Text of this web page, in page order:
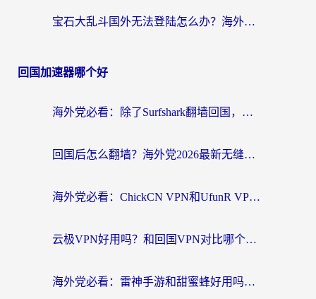
宝石大乱斗国外无法登陆怎么办？海外玩家专属加速指南（附穿越火线原野传说解决方案）
回国加速器哪个好
海外党必看：除了Surfshark翻墙回国，这些加速器选择技巧你真的懂吗？
回国后怎么翻墙？海外党2026最新无缝访问国内资源全攻略（附对比实测）
海外党必看：ChickCN VPN和UfunR VPN对比哪个回国效果更好？附实用选择指南
云极VPN好用吗？和回国VPN对比哪个回国效果更好？海外党亲测避坑指南
海外党必看：雷神手游和甜蜜蜂好用吗？3步选对回国加速器无缝刷国内资源